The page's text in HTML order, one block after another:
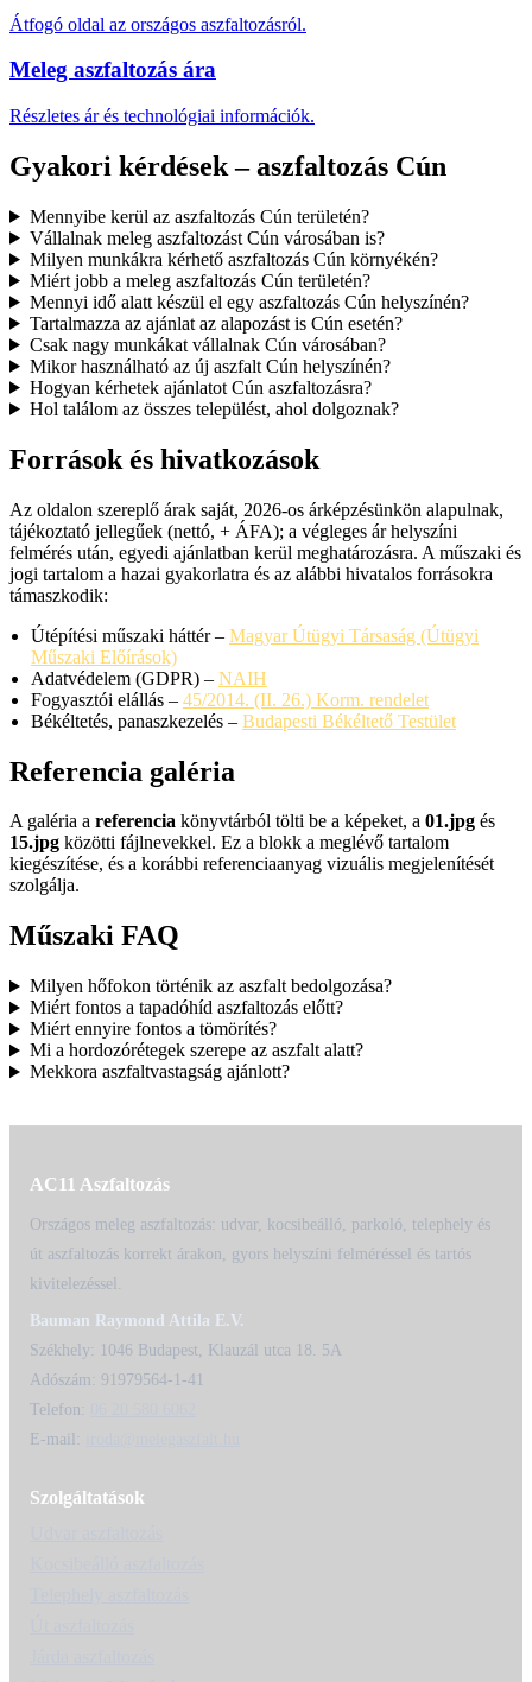
Átfogó oldal az országos aszfaltozásról.
Meleg aszfaltozás ára
Részletes ár és technológiai információk.
Gyakori kérdések – aszfaltozás Cún
Mennyibe kerül az aszfaltozás Cún területén?
Vállalnak meleg aszfaltozást Cún városában is?
Milyen munkákra kérhető aszfaltozás Cún környékén?
Miért jobb a meleg aszfaltozás Cún területén?
Mennyi idő alatt készül el egy aszfaltozás Cún helyszínén?
Tartalmazza az ajánlat az alapozást is Cún esetén?
Csak nagy munkákat vállalnak Cún városában?
Mikor használható az új aszfalt Cún helyszínén?
Hogyan kérhetek ajánlatot Cún aszfaltozásra?
Hol találom az összes települést, ahol dolgoznak?
Források és hivatkozások
Az oldalon szereplő árak saját, 2026-os árképzésünkön alapulnak,
tájékoztató jellegűek (nettó, + ÁFA); a végleges ár helyszíni
felmérés után, egyedi ajánlatban kerül meghatározásra. A műszaki és
jogi tartalom a hazai gyakorlatra és az alábbi hivatalos forrásokra
támaszkodik:
Útépítési műszaki háttér – Magyar Útügyi Társaság (Útügyi
Műszaki Előírások)
Adatvédelem (GDPR) – NAIH
Fogyasztói elállás – 45/2014. (II. 26.) Korm. rendelet
Békéltetés, panaszkezelés – Budapesti Békéltető Testület
Referencia galéria
A galéria a referencia könyvtárból tölti be a képeket, a 01.jpg és
15.jpg közötti fájlnevekkel. Ez a blokk a meglévő tartalom
kiegészítése, és a korábbi referenciaanyag vizuális megjelenítését
szolgálja.
Műszaki FAQ
Milyen hőfokon történik az aszfalt bedolgozása?
Miért fontos a tapadóhíd aszfaltozás előtt?
Miért ennyire fontos a tömörítés?
Mi a hordozórétegek szerepe az aszfalt alatt?
Mekkora aszfaltvastagság ajánlott?
AC11 Aszfaltozás
Országos meleg aszfaltozás: udvar, kocsibeálló, parkoló, telephely és
út aszfaltozás korrekt árakon, gyors helyszíni felméréssel és tartós
kivitelezéssel.
Bauman Raymond Attila E.V.
Székhely: 1046 Budapest, Klauzál utca 18. 5A
Adószám: 91979564-1-41
Telefon:
E-mail:
Szolgáltatások